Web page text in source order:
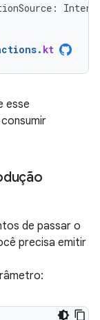
:
. kt
esse
de passar o
precisa emitir